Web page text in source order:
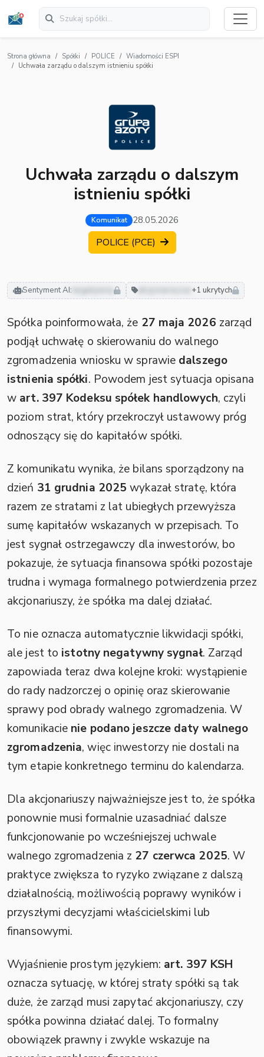
Strona główna Spółki POLICE
Wiadomości ESPI
Uchwała zarządu o dalszym istnieniu spółki
Uchwała zarządu o dalszym
istnieniu spółki
Komunikat 28.05.2026
POLICE (PCE)
Sentyment AI: negatywny +1 ukrytych
Spółka poinformowała, że 27 maja 2026 zarząd
podjął uchwałę o skierowaniu do walnego
zgromadzenia wniosku w sprawie dalszego
istnienia spółki. Powodem jest sytuacja opisana
w art. 397 Kodeksu spółek handlowych, czyli
poziom strat, który przekroczył ustawowy próg
odnoszący się do kapitałów spółki.
Z komunikatu wynika, że bilans sporządzony na
dzień 31 grudnia 2025 wykazał stratę, która
razem ze stratami z lat ubiegłych przewyższa
sumę kapitałów wskazanych w przepisach. To
jest sygnał ostrzegawczy dla inwestorów, bo
pokazuje, że sytuacja finansowa spółki pozostaje
trudna i wymaga formalnego potwierdzenia przez
akcjonariuszy, że spółka ma dalej działać.
To nie oznacza automatycznie likwidacji spółki,
ale jest to istotny negatywny sygnał. Zarząd
zapowiada teraz dwa kolejne kroki: wystąpienie
do rady nadzorczej o opinię oraz skierowanie
sprawy pod obrady walnego zgromadzenia. W
komunikacie nie podano jeszcze daty walnego
zgromadzenia, więc inwestorzy nie dostali na
tym etapie konkretnego terminu do kalendarza.
Dla akcjonariuszy najważniejsze jest to, że spółka
ponownie musi formalnie uzasadniać dalsze
funkcjonowanie po wcześniejszej uchwale
walnego zgromadzenia z 27 czerwca 2025. W
praktyce zwiększa to ryzyko związane z dalszą
działalnością, możliwością poprawy wyników i
przyszłymi decyzjami właścicielskimi lub
finansowymi.
Wyjaśnienie prostym językiem: art. 397 KSH
oznacza sytuację, w której straty spółki są tak
duże, że zarząd musi zapytać akcjonariuszy, czy
spółka powinna działać dalej. To formalny
obowiązek prawny i zwykle wskazuje na